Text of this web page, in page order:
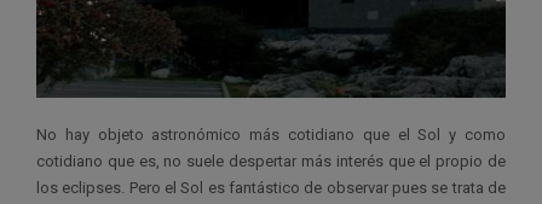
No hay objeto astronómico más cotidiano que el Sol y como
cotidiano que es, no suele despertar más interés que el propio de
los eclipses. Pero el Sol es fantástico de observar pues se trata de